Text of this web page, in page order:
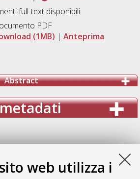
web utilizza i
full-text disponibili:
PDF
(1MB) | Anteprima
Abstract